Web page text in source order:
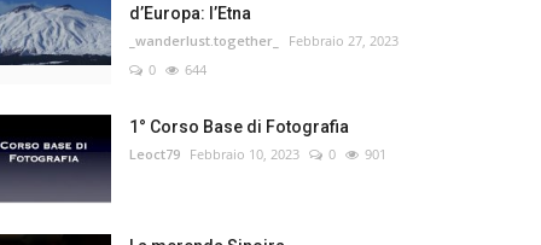
d’Europa: l’Etna
_wanderlust.together_
Febbraio 27, 2023
0
644
1° Corso Base di Fotografia
Leoct79 Febbraio 10, 2023 0 901